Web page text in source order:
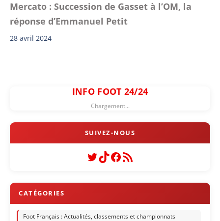
Mercato : Succession de Gasset à l’OM, la
réponse d’Emmanuel Petit
28 avril 2024
INFO FOOT 24/24
Chargement...
Twitter
TikTok
Facebook
Flux RSS
Foot Français : Actualités, classements et championnats